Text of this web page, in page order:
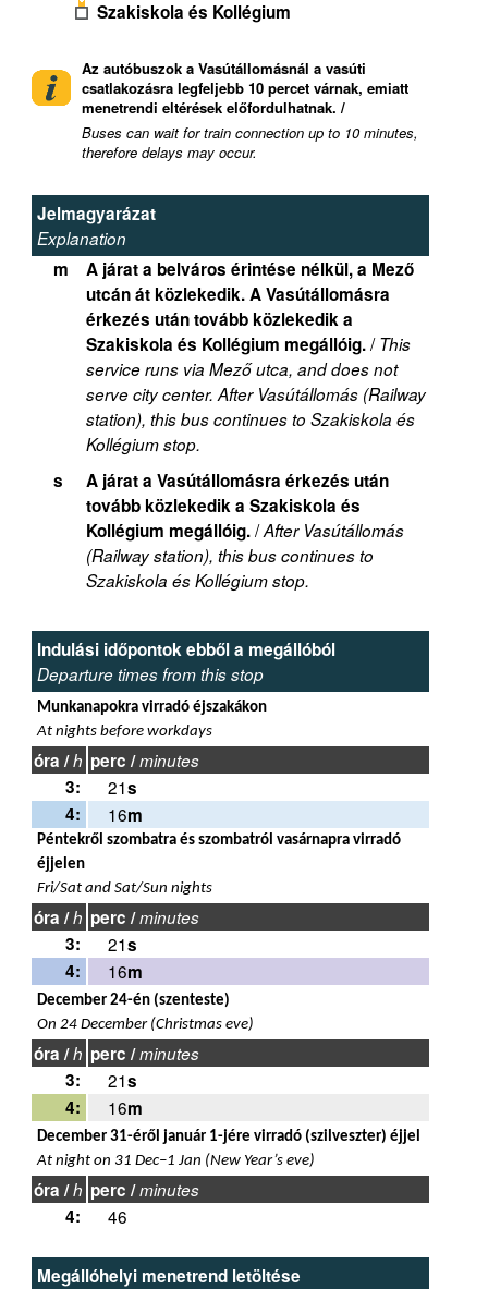
Szakiskola és Kollégium
Az autóbuszok a Vasútállomásnál a vasúti
csatlakozásra legfeljebb 10 percet várnak, emiatt
menetrendi eltérések előfordulhatnak. /
Buses can wait for train connection up to 10 minutes,
therefore delays may occur.
Jelmagyarázat
Explanation
m
A járat a belváros érintése nélkül, a Mező
utcán át közlekedik. A Vasútállomásra
érkezés után tovább közlekedik a
Szakiskola és Kollégium megállóig./This
service runs via Mező utca, and does not
serve city center. After Vasútállomás (Railway
station), this bus continues to Szakiskola és
Kollégium stop.
s
A járat a Vasútállomásra érkezés után
tovább közlekedik a Szakiskola és
Kollégium megállóig./After Vasútállomás
(Railway station), this bus continues to
Szakiskola és Kollégium stop.
Indulási időpontok ebből a megállóból
Departure times from this stop
Munkanapokra virradó éjszakákon
At nights before workdays
óra /h perc /minutes
3: 21s
4:
16m
Péntekről szombatra és szombatról vasárnapra virradó
éjjelen
Fri/Sat and Sat/Sun nights
óra /h perc /minutes
3: 21s
4:
16m
December 24-én (szenteste)
On 24 December (Christmas eve)
óra /h perc /minutes
3: 21s
4:
16m
December 31-éről január 1-jére virradó (szilveszter) éjjel
At night on 31 Dec–1 Jan (New Year’s eve)
óra /h perc /minutes
4: 46
Megállóhelyi menetrend letöltése